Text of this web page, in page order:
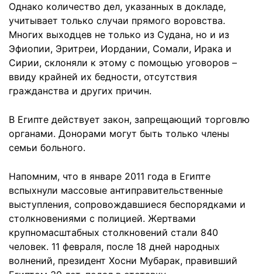
Однако количество дел, указанных в докладе,
учитывает только случаи прямого воровства.
Многих выходцев не только из Судана, но и из
Эфиопии, Эритреи, Иордании, Сомали, Ирака и
Сирии, склоняли к этому с помощью уговоров –
ввиду крайней их бедности, отсутствия
гражданства и других причин.
В Египте действует закон, запрещающий торговлю
органами. Донорами могут быть только члены
семьи больного.
Напомним, что в январе 2011 года в Египте
вспыхнули массовые антиправительственные
выступления, сопровождавшиеся беспорядками и
столкновениями с полицией. Жертвами
крупномасштабных столкновений стали 840
человек. 11 февраля, после 18 дней народных
волнений, президент Хосни Мубарак, правивший